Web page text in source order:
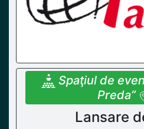
Spaţiul de
Preda”
Lansare